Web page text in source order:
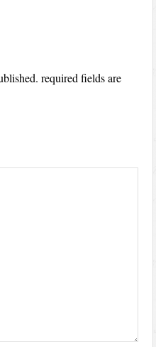
required fields are